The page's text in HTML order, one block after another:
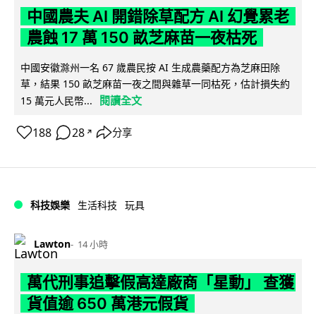
中國農夫 AI 開錯除草配方 AI 幻覺累老
農蝕 17 萬 150 畝芝麻苗一夜枯死
中國安徽滁州一名 67 歲農民按 AI 生成農藥配方為芝麻田除
草，結果 150 畝芝麻苗一夜之間與雜草一同枯死，估計損失約
15 萬元人民幣...
閱讀全文
188 28 ↗ 分享
科技娛樂 生活科技 玩具
Lawton 14 小時
萬代刑事追擊假高達廠商「星動」 查獲
貨值逾 650 萬港元假貨